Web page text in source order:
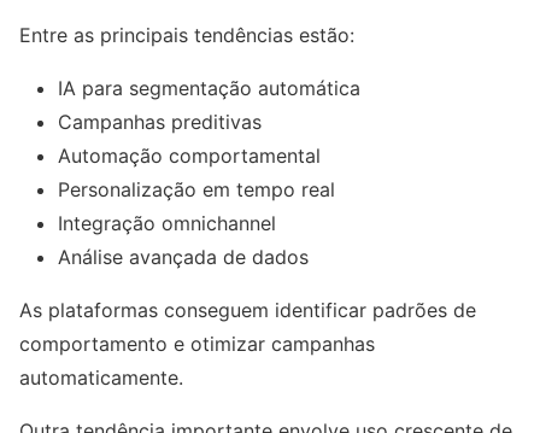
Entre as principais tendências estão:
IA para segmentação automática
Campanhas preditivas
Automação comportamental
Personalização em tempo real
Integração omnichannel
Análise avançada de dados
As plataformas conseguem identificar padrões de
comportamento e otimizar campanhas
automaticamente.